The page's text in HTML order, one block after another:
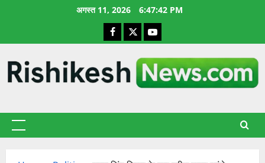
अगस्त 11, 2026 6:47:43 PM
Facebook
X YouTube
प्राथमिक